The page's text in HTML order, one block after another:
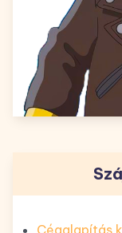
Cégalapítás